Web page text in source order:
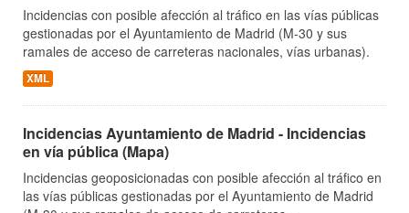
Incidencias con posible afección al tráfico en las vías públicas
gestionadas por el Ayuntamiento de Madrid (M-30 y sus
ramales de acceso de carreteras nacionales, vías urbanas).
XML
Incidencias Ayuntamiento de Madrid - Incidencias
en vía pública (Mapa)
Incidencias geoposicionadas con posible afección al tráfico en
las vías públicas gestionadas por el Ayuntamiento de Madrid